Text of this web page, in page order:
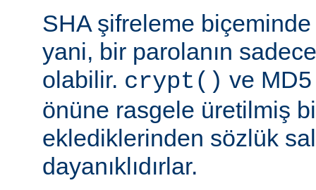
SHA şifreleme
yani, bir parolanın
olabilir. crypt() ve
önüne rasgele üretilmiş
eklediklerinden sözlük
dayanıklıdırlar.